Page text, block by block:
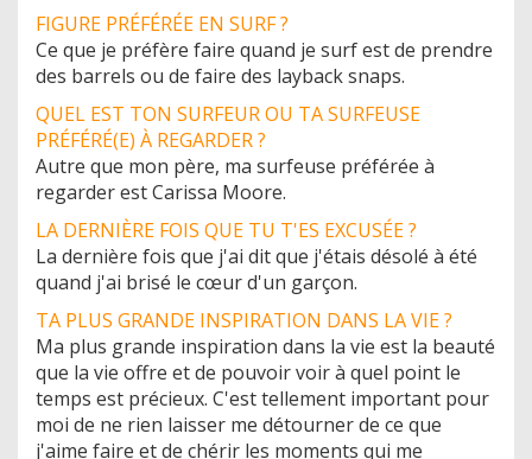
FIGURE PRÉFÉRÉE EN SURF ?
Ce que je préfère faire quand je surf est de prendre
des barrels ou de faire des layback snaps.
QUEL EST TON SURFEUR OU TA SURFEUSE
PRÉFÉRÉ(E) À REGARDER ?
Autre que mon père, ma surfeuse préférée à
regarder est Carissa Moore.
LA DERNIÈRE FOIS QUE TU T'ES EXCUSÉE ?
La dernière fois que j'ai dit que j'étais désolé à été
quand j'ai brisé le cœur d'un garçon.
TA PLUS GRANDE INSPIRATION DANS LA VIE ?
Ma plus grande inspiration dans la vie est la beauté
que la vie offre et de pouvoir voir à quel point le
temps est précieux. C'est tellement important pour
moi de ne rien laisser me détourner de ce que
j'aime faire et de chérir les moments qui me